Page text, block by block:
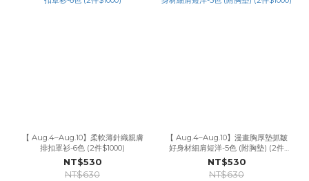
【 Aug.4–Aug.10】柔軟薄針織親膚
排扣罩衫-6色 (2件$1000)
NT$530
NT$630
【 Aug.4–Aug.10】漫畫胸厚墊抓皺
好身材細肩短洋-5色 (附胸墊) (2件
$1000)
NT$530
NT$630